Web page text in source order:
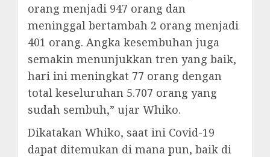
orang menjadi 947 orang dan
meninggal bertambah 2 orang menjadi
401 orang. Angka kesembuhan juga
semakin menunjukkan tren yang baik,
hari ini meningkat 77 orang dengan
total keseluruhan 5.707 orang yang
sudah sembuh,” ujar Whiko.
Dikatakan Whiko, saat ini Covid-19
dapat ditemukan di mana pun, baik di